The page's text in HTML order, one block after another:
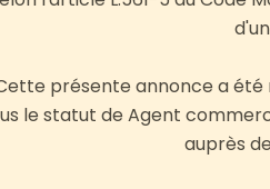
présente annonce a été
le statut de Agent
auprès